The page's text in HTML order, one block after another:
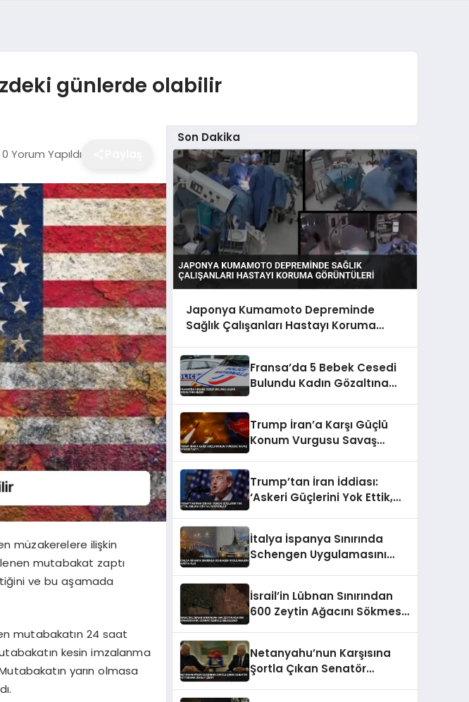
günlerde olabilir
0 Yorum Yapıldı
müzakerelere ilişkin
mutabakat zaptı
ve bu aşamada
mutabakatın 24 saat
kesin imzalanma
yarın olmasa
Son Dakika
Japonya Kumamoto Depreminde
Sağlık Çalışanları Hastayı Koruma
Fransa’da 5 Bebek Cesedi
Bulundu Kadın Gözaltına
Trump İran’a Karşı Güçlü
Konum Vurgusu Savaş
Trump’tan İran İddiası:
‘Askeri Güçlerini Yok Ettik,
İtalya İspanya Sınırında
Schengen Uygulamasını
İsrail’in Lübnan Sınırından
600 Zeytin Ağacını Sökmesi
Netanyahu’nun Karşısına
Şortla Çıkan Senatör